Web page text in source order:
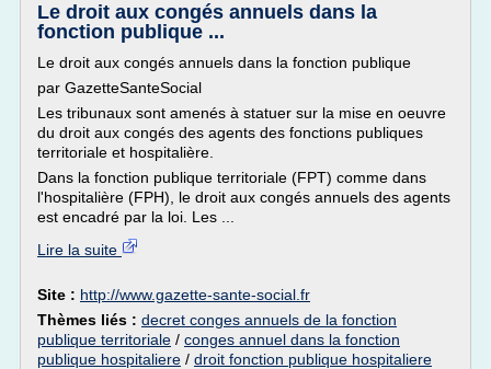
Le droit aux congés annuels dans la
fonction publique ...
Le droit aux congés annuels dans la fonction publique
par GazetteSanteSocial
Les tribunaux sont amenés à statuer sur la mise en oeuvre
du droit aux congés des agents des fonctions publiques
territoriale et hospitalière.
Dans la fonction publique territoriale (FPT) comme dans
l'hospitalière (FPH), le droit aux congés annuels des agents
est encadré par la loi. Les ...
Lire la suite
Site : http://www.gazette-sante-social.fr
Thèmes liés : decret conges annuels de la fonction
publique territoriale / conges annuel dans la fonction
publique hospitaliere / droit fonction publique hospitaliere